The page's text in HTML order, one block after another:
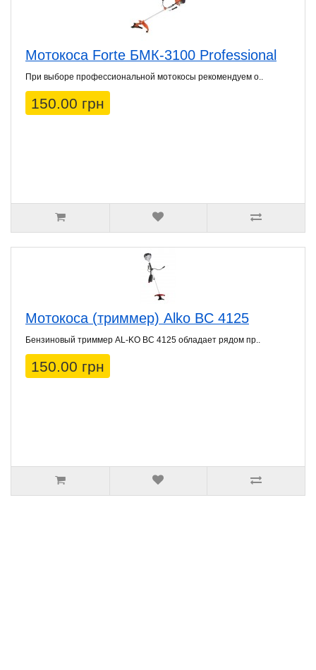
Мотокоса Forte БМК-3100 Professional
При выборе профессиональной мотокосы рекомендуем о..
150.00 грн
Мотокоса (триммер) Alko BC 4125
Бензиновый триммер AL-KO BC 4125 обладает рядом пр..
150.00 грн